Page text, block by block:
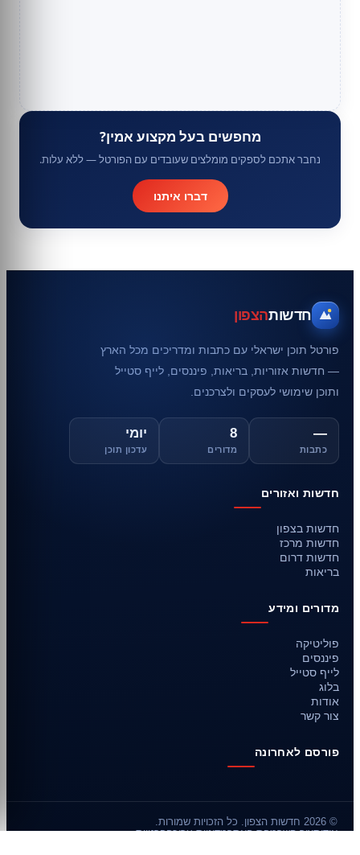
מחפשים בעל מקצוע אמין?
נחבר אתכם לספקים מומלצים שעובדים עם הפורטל — ללא עלות.
דברו איתנו
חדשותהצפון
פורטל תוכן ישראלי עם כתבות ומדריכים מכל הארץ
— חדשות אזוריות, בריאות, פיננסים, לייף סטייל
ותוכן שימושי לעסקים ולצרכנים.
—
כתבות
8
מדורים
יומי
עדכון תוכן
חדשות ואזורים
חדשות בצפון
חדשות מרכז
חדשות דרום
בריאות
מדורים ומידע
פוליטיקה
פיננסים
לייף סטייל
בלוג
אודות
צור קשר
פורסם לאחרונה
© 2026 חדשות הצפון. כל הזכויות שמורות.
אודותצור קשרמפת האתרמדיניות עריכהפרטיות